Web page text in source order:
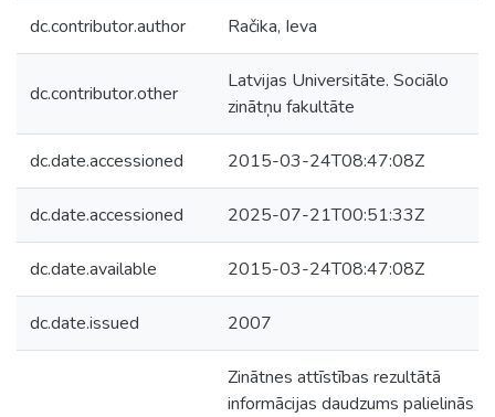
dc.contributor.author Račika, Ieva
dc.contributor.other
Latvijas Universitāte. Sociālo
zinātņu fakultāte
dc.date.accessioned 2015-03-24T08:47:08Z
dc.date.accessioned 2025-07-21T00:51:33Z
dc.date.available 2015-03-24T08:47:08Z
dc.date.issued 2007
Zinātnes attīstības rezultātā
informācijas daudzums palielinās